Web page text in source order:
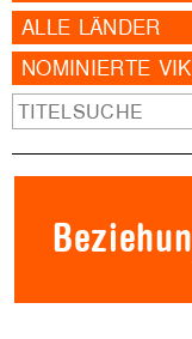
ALLE LÄNDER
NOMINIERTE